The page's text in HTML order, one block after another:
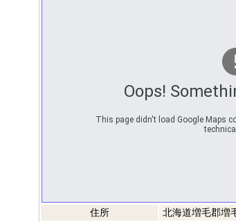
Oops!
This page didn't load Google Maps
住所 北海道増毛郡増